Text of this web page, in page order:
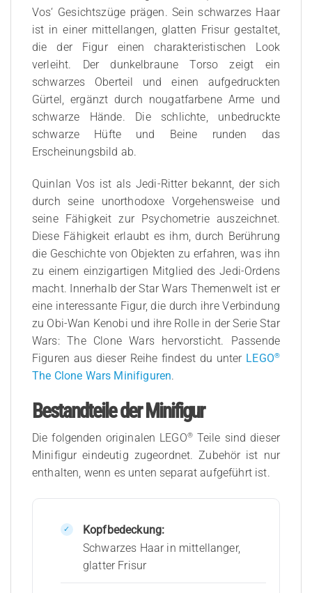
Vos‘ Gesichtszüge prägen. Sein schwarzes Haar
ist in einer mittellangen, glatten Frisur gestaltet,
die der Figur einen charakteristischen Look
verleiht. Der dunkelbraune Torso zeigt ein
schwarzes Oberteil und einen aufgedruckten
Gürtel, ergänzt durch nougatfarbene Arme und
schwarze Hände. Die schlichte, unbedruckte
schwarze Hüfte und Beine runden das
Erscheinungsbild ab.
Quinlan Vos ist als Jedi-Ritter bekannt, der sich
durch seine unorthodoxe Vorgehensweise und
seine Fähigkeit zur Psychometrie auszeichnet.
Diese Fähigkeit erlaubt es ihm, durch Berührung
die Geschichte von Objekten zu erfahren, was ihn
zu einem einzigartigen Mitglied des Jedi-Ordens
macht. Innerhalb der Star Wars Themenwelt ist er
eine interessante Figur, die durch ihre Verbindung
zu Obi-Wan Kenobi und ihre Rolle in der Serie Star
Wars: The Clone Wars hervorsticht. Passende
Figuren aus dieser Reihe findest du unter LEGO®
The Clone Wars Minifiguren.
Bestandteile der Minifigur
Die folgenden originalen LEGO®Teile sind dieser
Minifigur eindeutig zugeordnet. Zubehör ist nur
enthalten, wenn es unten separat aufgeführt ist.
Kopfbedeckung:
Schwarzes Haar in mittellanger,
glatter Frisur